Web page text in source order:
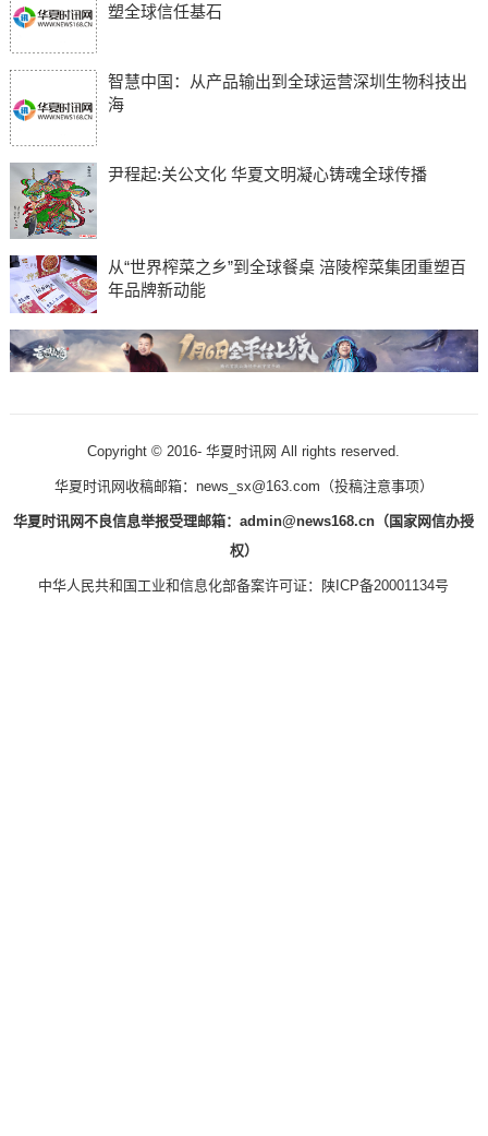
塑全球信任基石
智慧中国：从产品输出到全球运营深圳生物科技出
海
尹程起:关公文化 华夏文明凝心铸魂全球传播
从“世界榨菜之乡”到全球餐桌 涪陵榨菜集团重塑百
年品牌新动能
Copyright © 2016- 华夏时讯网 All rights reserved.
华夏时讯网收稿邮箱：news_sx@163.com（投稿注意事项）
华夏时讯网不良信息举报受理邮箱：admin@news168.cn（国家网信办授
权）
中华人民共和国工业和信息化部备案许可证： 陕ICP备20001134号